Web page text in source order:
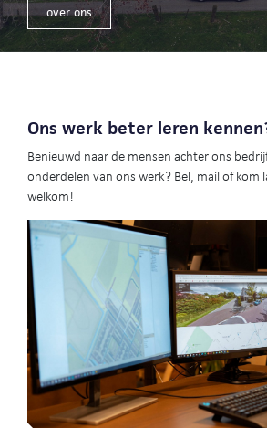
over ons
Ons werk beter leren
Benieuwd naar de mensen achter ons
onderdelen van ons werk? Bel, mail of kom
welkom!